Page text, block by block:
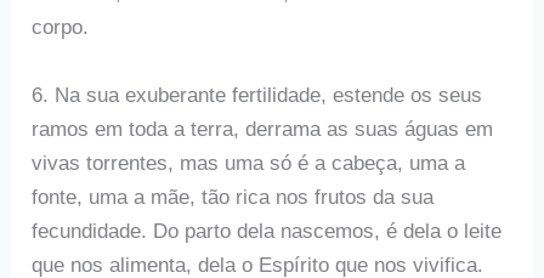
corpo.
6. Na sua exuberante fertilidade, estende os seus
ramos em toda a terra, derrama as suas águas em
vivas torrentes, mas uma só é a cabeça, uma a
fonte, uma a mãe, tão rica nos frutos da sua
fecundidade. Do parto dela nascemos, é dela o leite
que nos alimenta, dela o Espírito que nos vivifica.